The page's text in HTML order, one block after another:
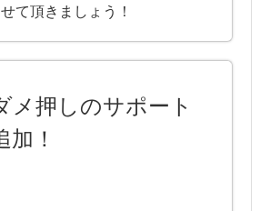
て頂きましょう！
メ押しのサポート
加！